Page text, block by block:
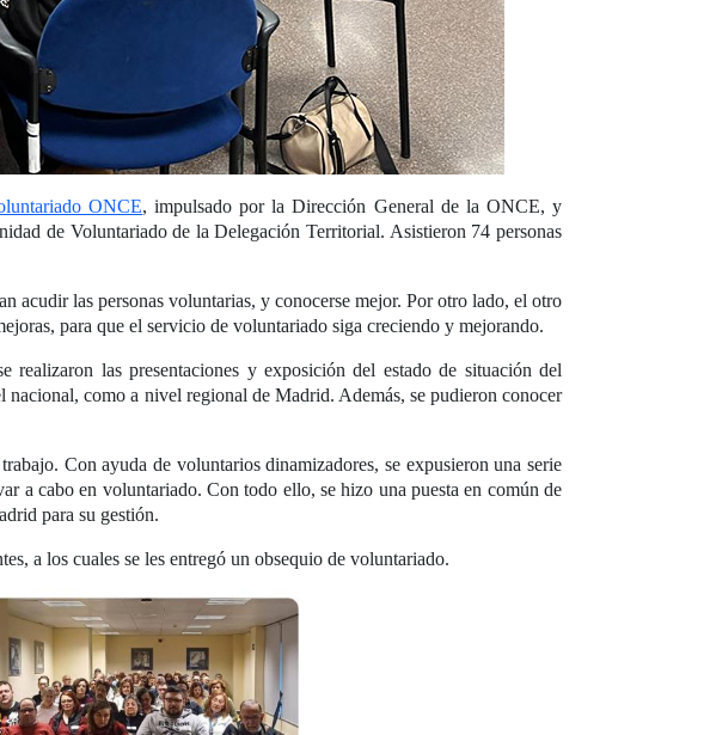
ONCE, impulsado por la Dirección General de la ONCE, y
de Voluntariado de la Delegación Territorial. Asistieron 74 personas
acudir las personas voluntarias, y conocerse mejor. Por otro lado, el otro
para que el servicio de voluntariado siga creciendo y mejorando.
las presentaciones y exposición del estado de situación del
como a nivel regional de Madrid. Además, se pudieron conocer
Con ayuda de voluntarios dinamizadores, se expusieron una serie
a cabo en voluntariado. Con todo ello, se hizo una puesta en común de
para su gestión.
a los cuales se les entregó un obsequio de voluntariado.